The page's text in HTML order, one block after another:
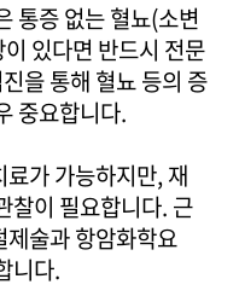
통증 없는 혈뇨(소변
있다면 반드시 전문
을 통해 혈뇨 등의 증
중요합니다.
가 가능하지만, 재
찰이 필요합니다. 근
술과 항암화학요
니다.